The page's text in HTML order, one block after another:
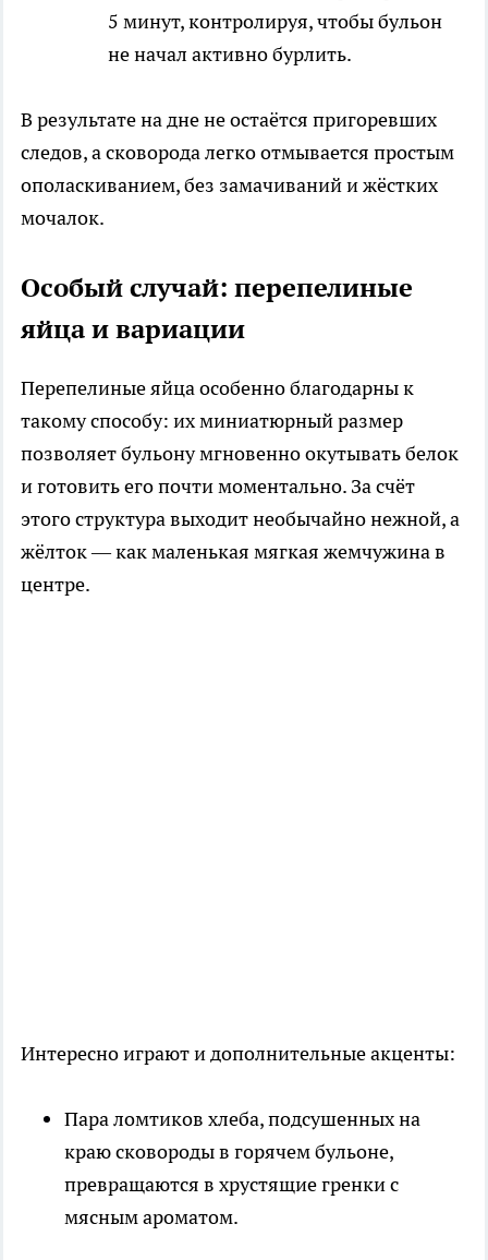
5 минут, контролируя, чтобы бульон
не начал активно бурлить.
В результате на дне не остаётся пригоревших
следов, а сковорода легко отмывается простым
ополаскиванием, без замачиваний и жёстких
мочалок.​
Особый случай: перепелиные
яйца и вариации
Перепелиные яйца особенно благодарны к
такому способу: их миниатюрный размер
позволяет бульону мгновенно окутывать белок
и готовить его почти моментально. За счёт
этого структура выходит необычайно нежной, а
жёлток — как маленькая мягкая жемчужина в
центре.​
Интересно играют и дополнительные акценты:
Пара ломтиков хлеба, подсушенных на
краю сковороды в горячем бульоне,
превращаются в хрустящие гренки с
мясным ароматом.​